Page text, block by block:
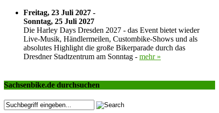
Freitag, 23 Juli 2027 -
Sonntag, 25 Juli 2027
Die Harley Days Dresden 2027 - das Event bietet wieder
Live-Musik, Händlermeilen, Custombike-Shows und als
absolutes Highlight die große Bikerparade durch das
Dresdner Stadtzentrum am Sonntag - mehr »
Sachsenbike.de durchsuchen